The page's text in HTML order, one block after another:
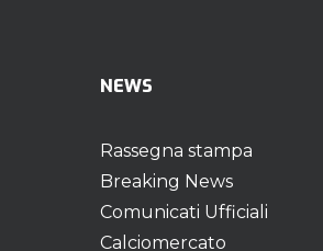
NEWS
Rassegna stampa
Breaking News
Comunicati Ufficiali
Calciomercato